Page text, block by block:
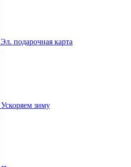
Эл. подарочная карта
Ускоряем зиму